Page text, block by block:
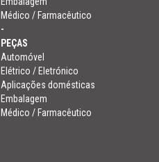
Médico / Farmacêutico
-
PEÇAS
Automóvel
Elétrico / Eletrónico
Aplicações domésticas
Embalagem
Médico / Farmacêutico